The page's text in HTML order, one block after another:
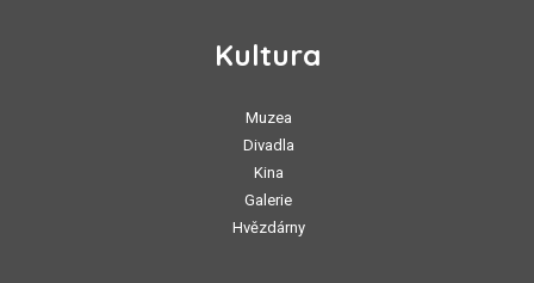
Kultura
Muzea
Divadla
Kina
Galerie
Hvězdárny